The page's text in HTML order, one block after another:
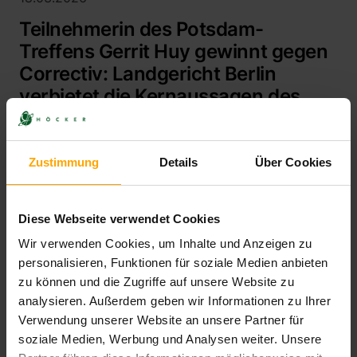
Zustimmung Details Über Cookies
Diese Webseite verwendet Cookies
Wir verwenden Cookies, um Inhalte und Anzeigen zu
personalisieren, Funktionen für soziale Medien anbieten
zu können und die Zugriffe auf unsere Website zu
analysieren. Außerdem geben wir Informationen zu Ihrer
Verwendung unserer Website an unsere Partner für
soziale Medien, Werbung und Analysen weiter. Unsere
Teilnehmerin des Potsdam-
Treffens Gerrit Huy gewinnt gegen
Correctiv: Landgericht Berlin
verbietet die Kernaussagen des
Berichts "Geheimplan gegen
Deutschland" zu angeblichen
Ausweisungs- und
Ausbürgerungsplänen
Nun hat sich eine Teilnehmerin des sog. Potsdam-
Treffens erfolgreich gegen die Kernaussagen des
Correctiv-Berichts „Geheimplan gegen Deutschland“
gewehrt. Das...
Mehr